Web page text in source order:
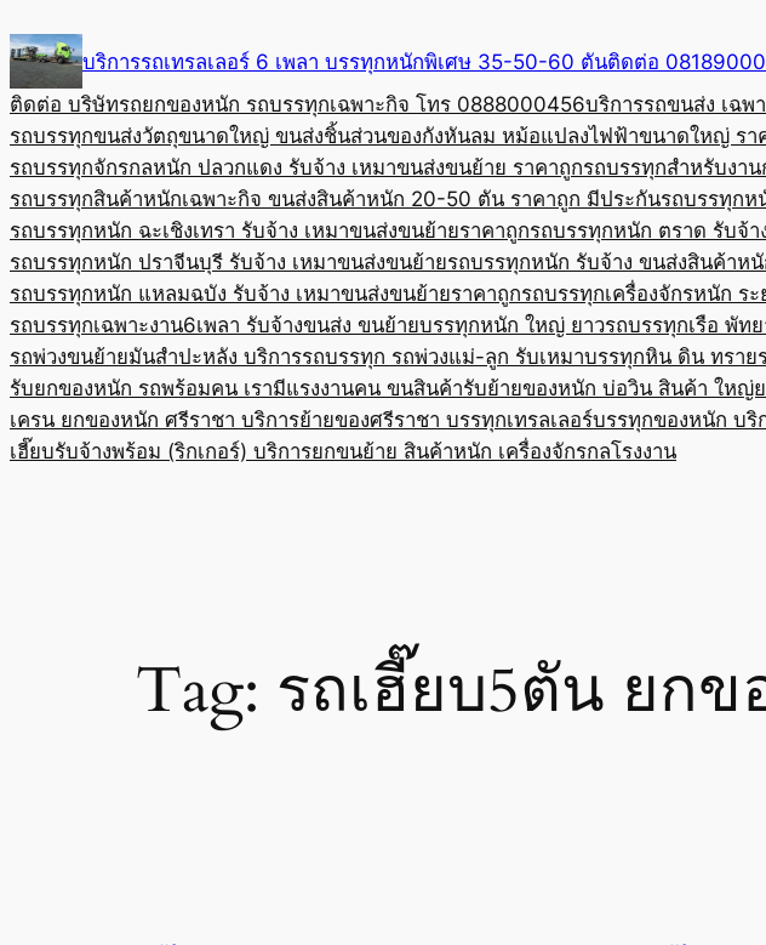
to
content
บริการรถเทรลเลอร์ 6 เพลา บรรทุกหนักพิเศษ 35-50-60 ตันติดต่อ
ติดต่อ บริษัทรถยกของหนัก รถบรรทุกเฉพาะกิจ โทร 0888000456บริการรถขนส่ง เฉ
รถบรรทุกขนส่งวัตถุขนาดใหญ่ ขนส่งชิ้นส่วนของกังหันลม หม้อแปลงไฟฟ้าขนาดใหญ่ รา
รถบรรทุกจักรกลหนัก ปลวกแดง รับจ้าง เหมาขนส่งขนย้าย ราคาถูกรถบรรทุกสำหรับงา
รถบรรทุกสินค้าหนักเฉพาะกิจ ขนส่งสินค้าหนัก 20-50 ตัน ราคาถูก มีประกันรถบรรทุกห
รถบรรทุกหนัก ฉะเชิงเทรา รับจ้าง เหมาขนส่งขนย้ายราคาถูกรถบรรทุกหนัก ตราด รับจ้า
รถบรรทุกหนัก ปราจีนบุรี รับจ้าง เหมาขนส่งขนย้ายรถบรรทุกหนัก รับจ้าง ขนส่งสินค้าห
รถบรรทุกหนัก แหลมฉบัง รับจ้าง เหมาขนส่งขนย้ายราคาถูกรถบรรทุกเครื่องจักรหนัก ร
รถบรรทุกเฉพาะงาน6เพลา รับจ้างขนส่ง ขนย้ายบรรทุกหนัก ใหญ่ ยาวรถบรรทุกเรือ พัท
รถพ่วงขนย้ายมันสำปะหลัง บริการรถบรรทุก รถพ่วงแม่-ลูก รับเหมาบรรทุกหิน ดิน ทราย
รับยกของหนัก รถพร้อมคน เรามีแรงงานคน ขนสินค้ารับย้ายของหนัก บ่อวิน สินค้า ใหญ่ย
เครน ยกของหนัก ศรีราชา บริการย้ายของศรีราชา บรรทุกเทรลเลอร์บรรทุกของหนัก บ
เฮี๊ยบรับจ้างพร้อม (ริกเกอร์) บริการยกขนย้าย สินค้าหนัก เครื่องจักรกลโรงงาน
Tag: รถเฮี๊ยบ5ตัน ยกข